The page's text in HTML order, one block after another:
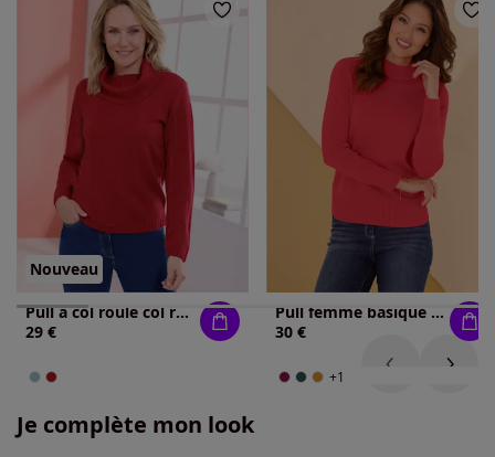
Nouveau
Pull à col roulé col roulé flatteur
29 €
Pull femme basique col montant manches longues
30 €
+1
Je complète mon look